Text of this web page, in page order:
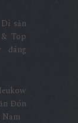
sản
Top
đáng
Đón